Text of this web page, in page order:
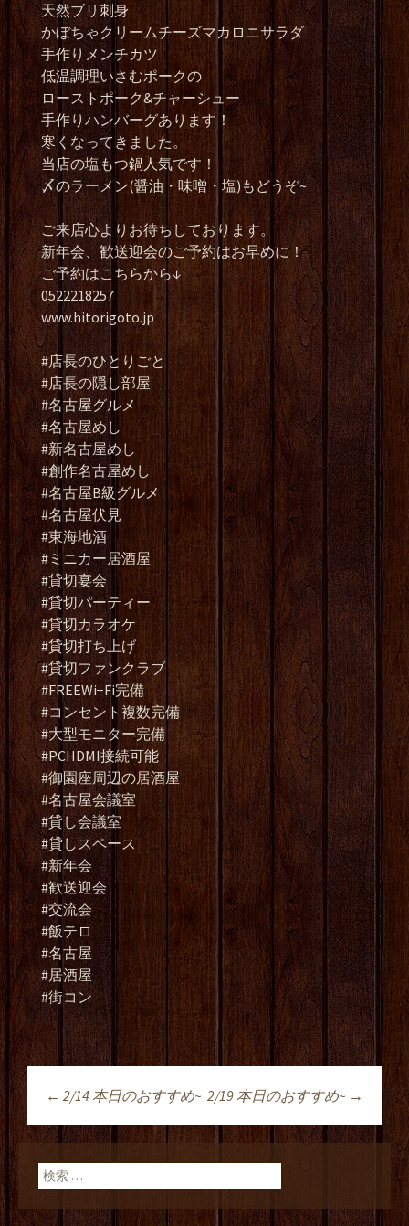
天然ブリ刺身
かぼちゃクリームチーズマカロニサラダ
手作りメンチカツ
低温調理いさむポークの
ローストポーク&チャーシュー
手作りハンバーグあります！
寒くなってきました。
当店の塩もつ鍋人気です！
〆のラーメン(醤油・味噌・塩)もどうぞ~
ご来店心よりお待ちしております。
新年会、歓送迎会のご予約はお早めに！
ご予約はこちらから↓
0522218257
www.hitorigoto.jp
#店長のひとりごと
#店長の隠し部屋
#名古屋グルメ
#名古屋めし
#新名古屋めし
#創作名古屋めし
#名古屋B級グルメ
#名古屋伏見
#東海地酒
#ミニカー居酒屋
#貸切宴会
#貸切パーティー
#貸切カラオケ
#貸切打ち上げ
#貸切ファンクラブ
#FREEWi−Fi完備
#コンセント複数完備
#大型モニター完備
#PCHDMI接続可能
#御園座周辺の居酒屋
#名古屋会議室
#貸し会議室
#貸しスペース
#新年会
#歓送迎会
#交流会
#飯テロ
#名古屋
#居酒屋
#街コン
投稿ナビゲーショ
ン
← 2/14 本日のおすすめ~ 2/19 本日のおすすめ~ →
検索: